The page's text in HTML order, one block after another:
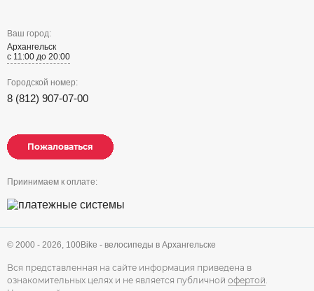
Ваш город:
Архангельск
с 11:00 до 20:00
Городской номер:
8 (812) 907-07-00
Пожаловаться
Пожаловаться
Пожаловаться
Приинимаем к оплате:
© 2000 - 2026, 100Bike - велосипеды в Архангельске
Вся представленная на сайте информация приведена в
ознакомительных целях и не является публичной офертой.